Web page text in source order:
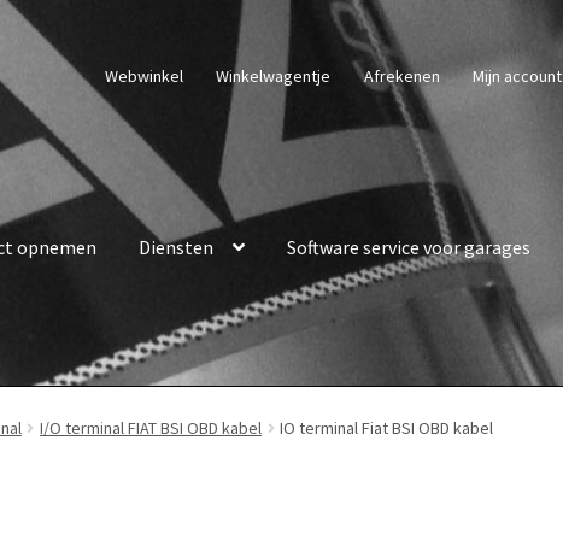
Webwinkel Winkelwagentje Afrekenen Mijn account
opnemen Diensten Software service voor garages
I/O terminal FIAT BSI OBD kabel IO terminal Fiat BSI OBD kabel